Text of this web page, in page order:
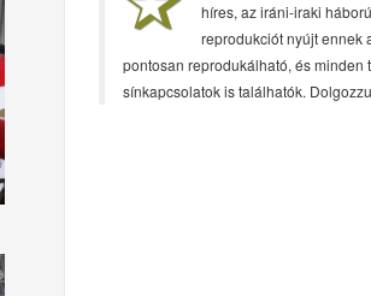
híres, az iráni-iraki
reprodukciót nyújt ennek
pontosan reprodukálható, és minden
sínkapcsolatok is találhatók.